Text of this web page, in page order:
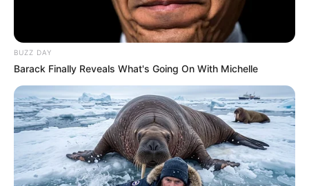
BUZZ DAY
Barack Finally Reveals What's Going On With Michelle